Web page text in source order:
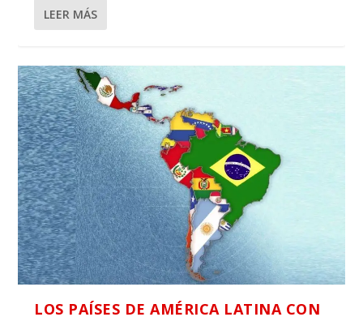
LEER MÁS
LOS PAÍSES DE AMÉRICA LATINA CON